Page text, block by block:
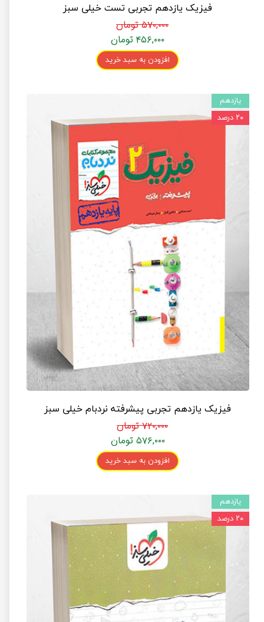
فیزیک یازدهم تجربی تست خیلی سبز
۵۷۰,۰۰۰ تومان
۴۵۶,۰۰۰ تومان
افزودن به سبد خرید
فیزیک یازدهم تجربی پیشرفته نردبام خیلی سبز
۷۲۰,۰۰۰ تومان
۵۷۶,۰۰۰ تومان
افزودن به سبد خرید
یازدهم
۲۰ درصد
یازدهم
۲۰ درصد